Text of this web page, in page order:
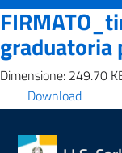
graduatoria
Dimensione: 249.70
Download